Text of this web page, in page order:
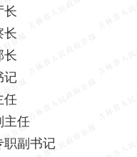
长
长
长
记
任
主任
职副书记